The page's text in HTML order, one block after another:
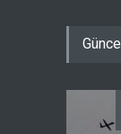
Güncel